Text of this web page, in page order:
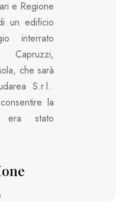
e Regione
un edificio
interrato
Capruzzi,
che sarà
S.r.l..
la
era stato